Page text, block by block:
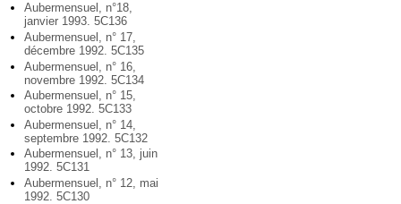
Aubermensuel, n°18,
janvier 1993. 5C136
Aubermensuel, n° 17,
décembre 1992. 5C135
Aubermensuel, n° 16,
novembre 1992. 5C134
Aubermensuel, n° 15,
octobre 1992. 5C133
Aubermensuel, n° 14,
septembre 1992. 5C132
Aubermensuel, n° 13, juin
1992. 5C131
Aubermensuel, n° 12, mai
1992. 5C130